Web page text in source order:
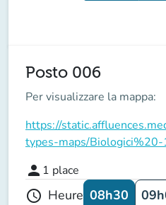
Posto 006
Per visualizzare la mappa:
https://
types-maps/Biologici%20-
person 1 place
schedule Heure 08h30